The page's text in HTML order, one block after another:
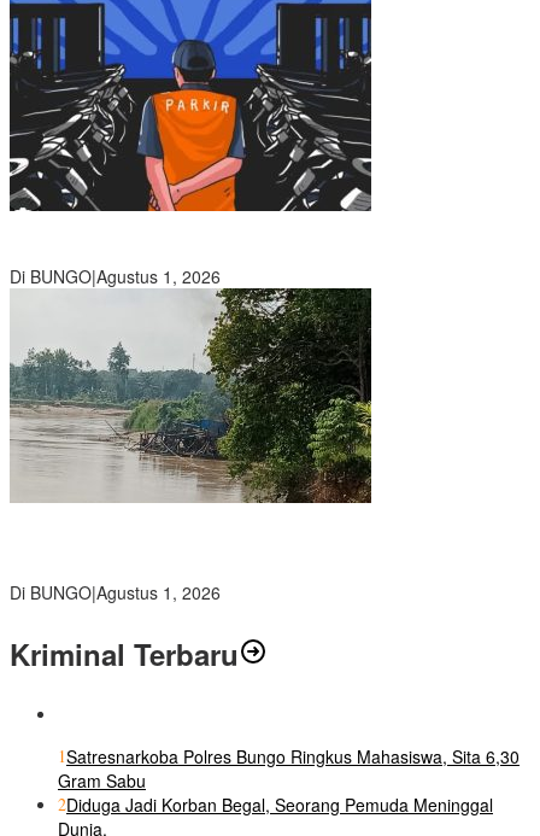
Di BUNGO|Agustus 1, 2026
Di BUNGO|Agustus 1, 2026
Kriminal Terbaru
1Satresnarkoba Polres Bungo Ringkus Mahasiswa, Sita 6,30
Gram Sabu
2Diduga Jadi Korban Begal, Seorang Pemuda Meninggal
Dunia.